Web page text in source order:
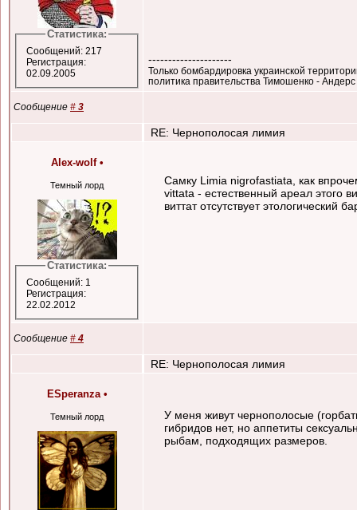
Статистика:
Сообщений: 217
Регистрация:
02.09.2005
---------------------
Только бомбардировка украинской
политика правительства Тимошенко -
Сообщение # 3
RE: Чернополосая лимия
Alex-wolf •
Темный лорд
Статистика:
Сообщений: 1
Регистрация:
22.02.2012
Самку Limia nigrofastiatа, как
vittata - естественный ареал этого
виттат отсутствует этологический
Сообщение # 4
RE: Чернополосая лимия
ESperanza •
Темный лорд
У меня живут чернополосые
гибридов нет, но аппетиты
рыбам, подходящих размеров.